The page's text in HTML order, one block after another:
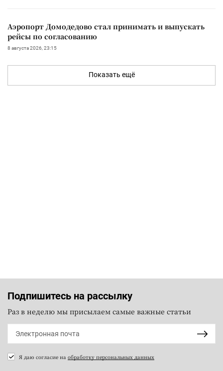
Аэропорт Домодедово стал принимать и выпускать
рейсы по согласованию
8 августа 2026, 23:15
Показать ещё
Подпишитесь на рассылку
Раз в неделю мы присылаем самые важные статьи
Я даю согласие на обработку персональных данных